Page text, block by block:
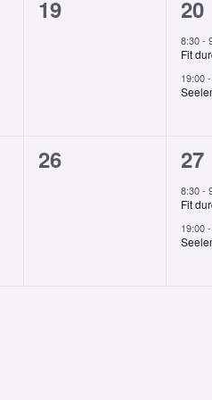
0
Veranstaltungen,
19
2
20
8:30-
Fit
19:00-
0
Veranstaltungen,
26
2
27
8:30-
Fit
19:00-